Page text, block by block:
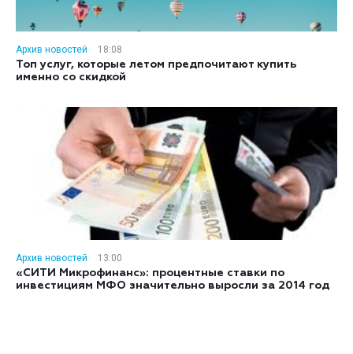
Архив новостей
18:08
Топ услуг, которые летом предпочитают купить
именно со скидкой
Архив новостей
13:00
«СИТИ Микрофинанс»: процентные ставки по
инвестициям МФО значительно выросли за 2014 год